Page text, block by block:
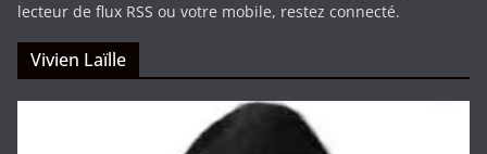
lecteur de flux RSS ou votre mobile, restez connecté.
Vivien Laïlle